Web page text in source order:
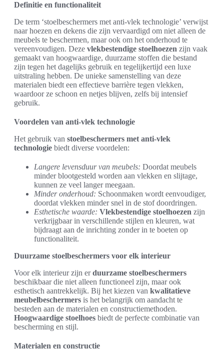
Definitie en functionaliteit
De term ‘stoelbeschermers met anti-vlek technologie’ verwijst
naar hoezen en dekens die zijn vervaardigd om niet alleen de
meubels te beschermen, maar ook om het onderhoud te
vereenvoudigen. Deze vlekbestendige stoelhoezen zijn vaak
gemaakt van hoogwaardige, duurzame stoffen die bestand
zijn tegen het dagelijks gebruik en tegelijkertijd een luxe
uitstraling hebben. De unieke samenstelling van deze
materialen biedt een effectieve barrière tegen vlekken,
waardoor ze schoon en netjes blijven, zelfs bij intensief
gebruik.
Voordelen van anti-vlek technologie
Het gebruik van stoelbeschermers met anti-vlek
technologie biedt diverse voordelen:
Langere levensduur van meubels: Doordat meubels
minder blootgesteld worden aan vlekken en slijtage,
kunnen ze veel langer meegaan.
Minder onderhoud: Schoonmaken wordt eenvoudiger,
doordat vlekken minder snel in de stof doordringen.
Esthetische waarde: Vlekbestendige stoelhoezen zijn
verkrijgbaar in verschillende stijlen en kleuren, wat
bijdraagt aan de inrichting zonder in te boeten op
functionaliteit.
Duurzame stoelbeschermers voor elk interieur
Voor elk interieur zijn erduurzame stoelbeschermers
beschikbaar die niet alleen functioneel zijn, maar ook
esthetisch aantrekkelijk. Bij het kiezen van kwalitatieve
meubelbeschermers is het belangrijk om aandacht te
besteden aan de materialen en constructiemethoden.
Hoogwaardige stoelhoes biedt de perfecte combinatie van
bescherming en stijl.
Materialen en constructie